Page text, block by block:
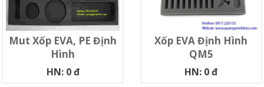
Mut Xốp EVA, PE Định
Hình
HN: 0 đ
Xốp EVA Định Hình
QM5
HN: 0 đ